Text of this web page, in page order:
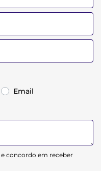
Email
e concordo em receber